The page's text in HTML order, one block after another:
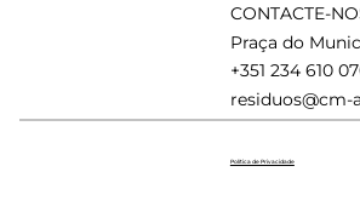
Política de Privacidade
CONTACTE-
Praça do
+351 234 610
residuos@cm-